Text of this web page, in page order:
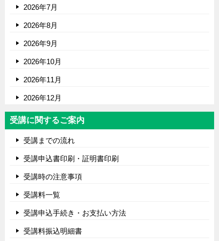
2026年7月
2026年8月
2026年9月
2026年10月
2026年11月
2026年12月
受講に関するご案内
受講までの流れ
受講申込書印刷・証明書印刷
受講時の注意事項
受講料一覧
受講申込手続き・お支払い方法
受講料振込明細書